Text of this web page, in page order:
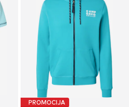
PROMOCIJA